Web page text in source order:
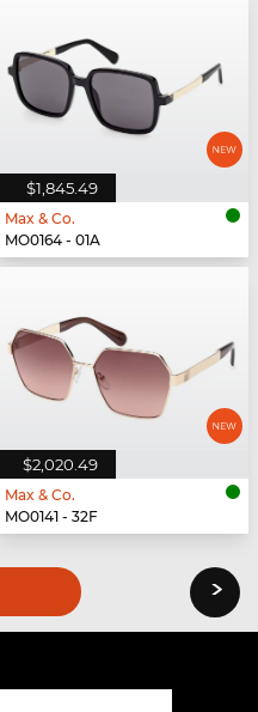
$1,845.49
Max & Co.
MO0164 - 01A
$2,020.49
Max & Co.
MO0141 - 32F
›